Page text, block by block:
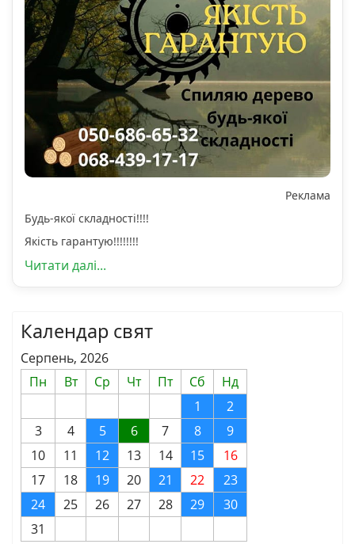
Реклама
Будь-якої складності!!!!
Якість гарантую!!!!!!!!
Читати далі...
Календар свят
Серпень, 2026
Пн
Вт Ср Чт Пт Сб
Нд
1
2
3
4 5 6 7 8
9
10
11 12 13 14 15
16
17
18 19 20 21 22
23
24
25 26 27 28 29
30
31